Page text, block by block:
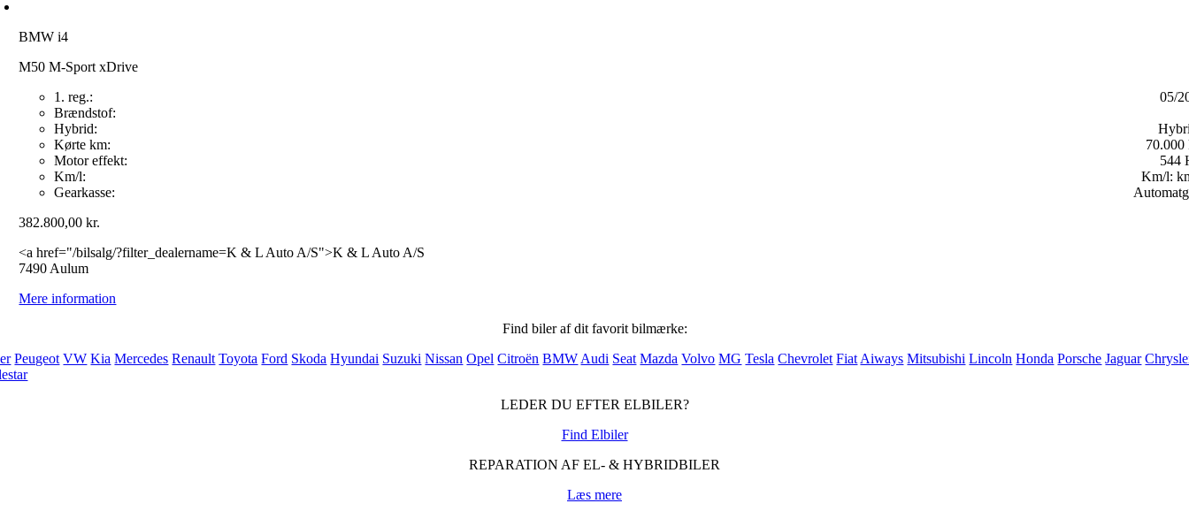
BMW i4
M50 M-Sport xDrive
1. reg.:
05/
Brændstof:
Hybrid:
Kørte km:
70.000
Motor effekt:
544
Km/l:
Km/l:
Gearkasse:
382.800,00kr.
<a href="/bilsalg/?filter_dealername=K & L Auto A/S">K & L Auto A/S
7490 Aulum
Mere information
Find biler af dit favorit bilmærke:
Peugeot VW Kia Mercedes Renault Toyota Ford Skoda Hyundai Suzuki Nissan Opel Citroën BMW Audi Seat Mazda Volvo MG Tesla Chevrolet Fiat Aiways Mitsubishi Lincoln Honda Porsche Jaguar
LEDER DU EFTER ELBILER?
Find Elbiler
REPARATION AF EL- & HYBRIDBILER
Læs mere